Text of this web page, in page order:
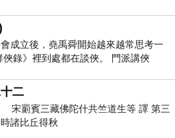
成立後，堯禹舜開始越來越常思考一
錄》裡到處都在談俠。 門派講俠
二
宋罽賓三藏佛陀什共竺道生等 譯 第三
諸比丘得秋